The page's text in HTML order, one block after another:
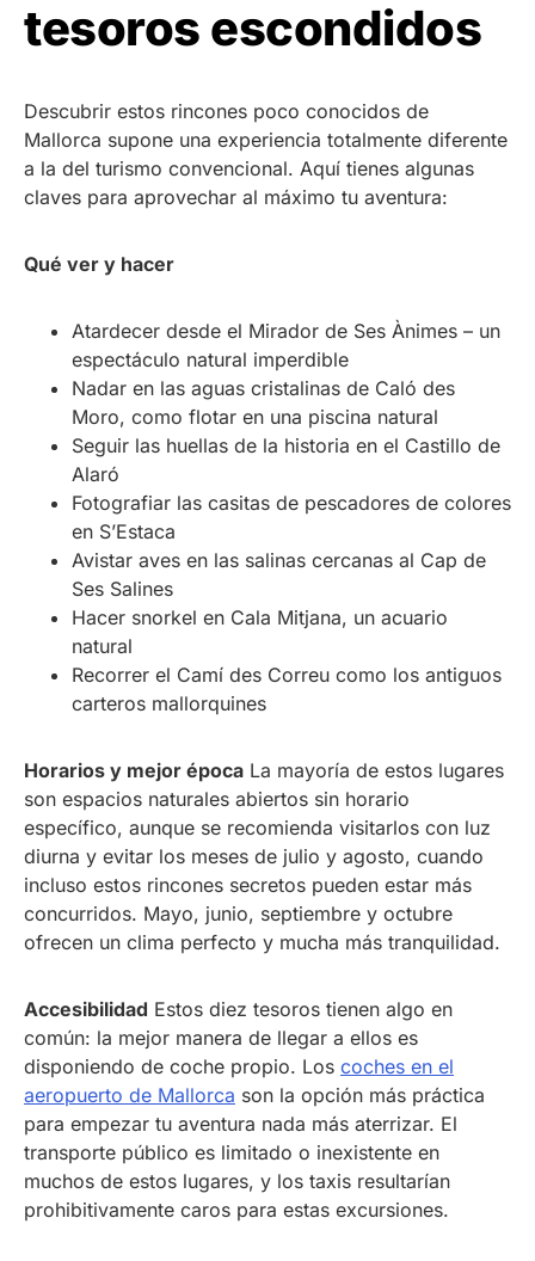
tesoros escondidos
Descubrir estos rincones poco conocidos de
Mallorca supone una experiencia totalmente diferente
a la del turismo convencional. Aquí tienes algunas
claves para aprovechar al máximo tu aventura:
Qué ver y hacer
Atardecer desde el Mirador de Ses Ànimes – un
espectáculo natural imperdible
Nadar en las aguas cristalinas de Caló des
Moro, como flotar en una piscina natural
Seguir las huellas de la historia en el Castillo de
Alaró
Fotografiar las casitas de pescadores de colores
en S’Estaca
Avistar aves en las salinas cercanas al Cap de
Ses Salines
Hacer snorkel en Cala Mitjana, un acuario
natural
Recorrer el Camí des Correu como los antiguos
carteros mallorquines
Horarios y mejor época La mayoría de estos lugares
son espacios naturales abiertos sin horario
específico, aunque se recomienda visitarlos con luz
diurna y evitar los meses de julio y agosto, cuando
incluso estos rincones secretos pueden estar más
concurridos. Mayo, junio, septiembre y octubre
ofrecen un clima perfecto y mucha más tranquilidad.
Accesibilidad Estos diez tesoros tienen algo en
común: la mejor manera de llegar a ellos es
disponiendo de coche propio. Los coches en el
aeropuerto de Mallorca son la opción más práctica
para empezar tu aventura nada más aterrizar. El
transporte público es limitado o inexistente en
muchos de estos lugares, y los taxis resultarían
prohibitivamente caros para estas excursiones.